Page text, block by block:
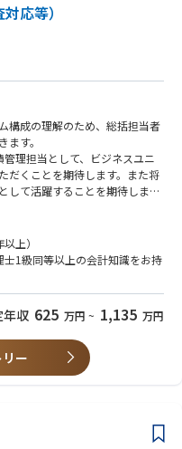
応等）
構成の理解のため、総括担当者
す。
理担当として、ビジネスユニ
だくことを期待します。また将
して活躍することを期待しま
部決算（30%）、会計税務処
す。
下リンクをご参照ください。
上）
1級同等以上の会計知識をお持
年収 625 万円 ~ 1,135 万円
ー